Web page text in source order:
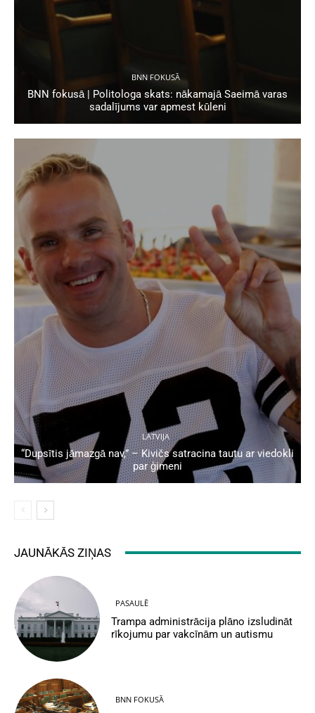
BNN FOKUSĀ
BNN fokusā | Politologa skats: nākamajā Saeimā varas
sadalījums var apmest kūleni
LATVIJA
“Dupsītis jāmazgā nav,” – Kivičs satracina tautu ar viedokli
par ģimeni
JAUNĀKĀS ZIŅAS
PASAULĒ
Trampa administrācija plāno izsludināt
rīkojumu par vakcīnām un autismu
BNN FOKUSĀ